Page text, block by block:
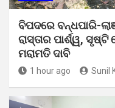
ବିପଦରେ ବନ୍ଧପାରି-
ରାସ୍ତାର ପାର୍ଶ୍ୱ,
ମରାମତି ଦାବି
1 hour ago Sunil